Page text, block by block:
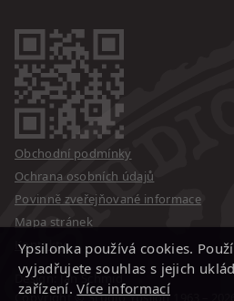
Obchodní podmínky
Ochrana osobních údajů
Povinně zveřejňované informace
Mapa stránek
Kontakty
Design: Jan Schmid
Copyright © Studio Ypsilon
Ypsilonka používá cookies.
vyjadřujete souhlas s jejich
zařízení.Více informací